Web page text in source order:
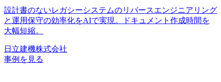
日立建機株式会社
事例を見る